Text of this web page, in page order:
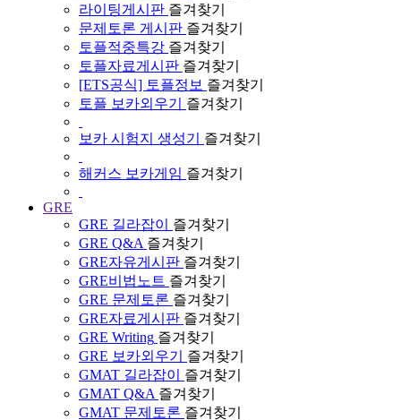
라이팅게시판 즐겨찾기
문제토론 게시판 즐겨찾기
토플적중특강 즐겨찾기
토플자료게시판 즐겨찾기
[ETS공식] 토플정보 즐겨찾기
토플 보카외우기
즐겨찾기
보카 시험지 생성기 즐겨찾기
해커스 보카게임 즐겨찾기
GRE
GRE 길라잡이
즐겨찾기
GRE Q&A 즐겨찾기
GRE자유게시판 즐겨찾기
GRE비법노트 즐겨찾기
GRE 문제토론 즐겨찾기
GRE자료게시판 즐겨찾기
GRE Writing 즐겨찾기
GRE 보카외우기
즐겨찾기
GMAT 길라잡이
즐겨찾기
GMAT Q&A 즐겨찾기
GMAT 문제토론 즐겨찾기